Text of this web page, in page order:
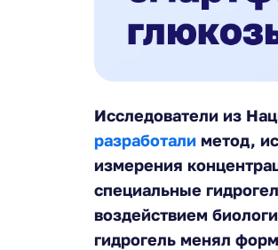
Исследователи из
разработали метод,
измерения
специальные
воздействием
гидрогель менял